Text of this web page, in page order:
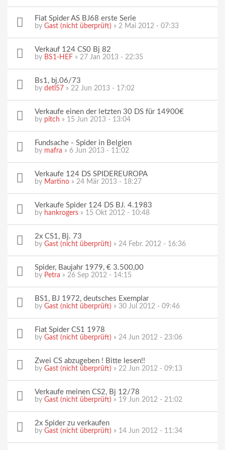
Fiat Spider AS BJ68 erste Serie
by Gast (nicht überprüft) » 2 Mai 2012 - 07:33
Verkauf 124 CS0 Bj 82
by BS1-HEF » 27 Jan 2013 - 22:35
Bs1, bj.06/73
by detl57 » 22 Jun 2013 - 17:02
Verkaufe einen der letzten 30 DS für 14900€
by pitch » 15 Jun 2013 - 13:04
Fundsache - Spider in Belgien
by mafra » 6 Jun 2013 - 11:02
Verkaufe 124 DS SPIDEREUROPA
by Martino » 24 Mär 2013 - 18:27
Verkaufe Spider 124 DS BJ. 4.1983
by hankrogers » 15 Okt 2012 - 10:48
2x CS1, Bj. 73
by Gast (nicht überprüft) » 24 Febr. 2012 - 16:36
Spider, Baujahr 1979, € 3.500,00
by Petra » 26 Sep 2012 - 14:15
BS1, BJ 1972, deutsches Exemplar
by Gast (nicht überprüft) » 30 Jul 2012 - 09:46
Fiat Spider CS1 1978
by Gast (nicht überprüft) » 24 Jun 2012 - 23:06
Zwei CS abzugeben ! Bitte lesen!!
by Gast (nicht überprüft) » 22 Jun 2012 - 09:13
Verkaufe meinen CS2, Bj 12/78
by Gast (nicht überprüft) » 19 Jun 2012 - 21:02
2x Spider zu verkaufen
by Gast (nicht überprüft) » 14 Jun 2012 - 11:34